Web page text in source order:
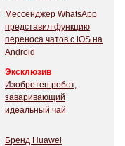
Мессенджер WhatsApp
представил функцию
переноса чатов с iOS на
Android
Эксклюзив
Изобретен робот,
заваривающий
идеальный чай
Бренд Huawei